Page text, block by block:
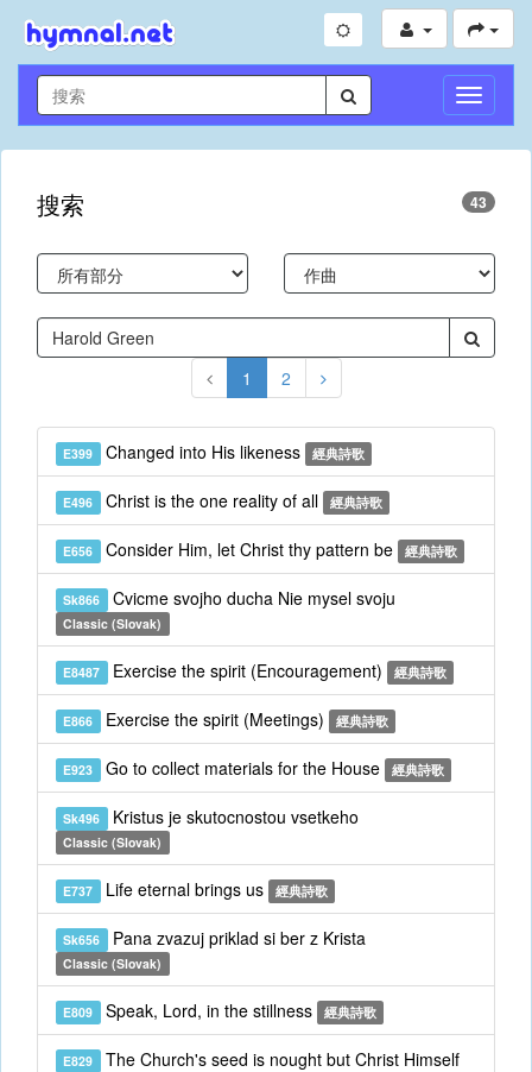
切
換
導
搜索 43
1 2
E399 Changed into His likeness 經典詩歌
E496 Christ is the one reality of all 經典詩歌
E656 Consider Him, let Christ thy pattern be 經典詩歌
Sk866 Cvicme svojho ducha Nie mysel svoju
Classic (Slovak)
E8487 Exercise the spirit (Encouragement) 經典詩歌
E866 Exercise the spirit (Meetings) 經典詩歌
E923 Go to collect materials for the House 經典詩歌
Sk496 Kristus je skutocnostou vsetkeho
Classic (Slovak)
E737 Life eternal brings us 經典詩歌
Sk656 Pana zvazuj priklad si ber z Krista
Classic (Slovak)
E809 Speak, Lord, in the stillness 經典詩歌
E829 The Church's seed is nought but Christ Himself